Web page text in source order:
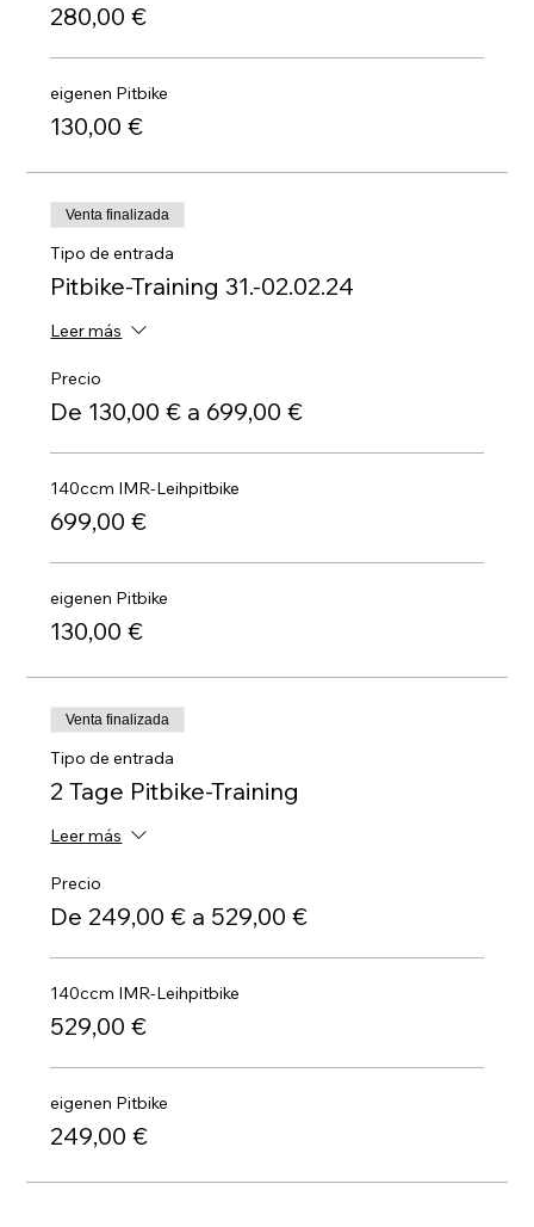
280,00 €
eigenen Pitbike
130,00 €
Venta finalizada
Tipo de entrada
Pitbike-Training 31.-02.02.24
Leer más
Precio
De 130,00 € a 699,00 €
140ccm IMR-Leihpitbike
699,00 €
eigenen Pitbike
130,00 €
Venta finalizada
Tipo de entrada
2 Tage Pitbike-Training
Leer más
Precio
De 249,00 € a 529,00 €
140ccm IMR-Leihpitbike
529,00 €
eigenen Pitbike
249,00 €